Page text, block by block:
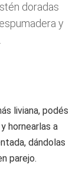
doradas
y
liviana, podés
hornearlas a
dándolas
parejo.